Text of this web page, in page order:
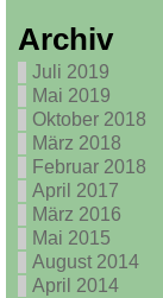
Archiv
Juli 2019
Mai 2019
Oktober 2018
März 2018
Februar 2018
April 2017
März 2016
Mai 2015
August 2014
April 2014